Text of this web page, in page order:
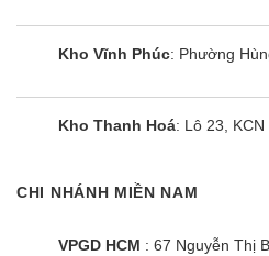
Kho Vĩnh Phúc: Phường
Kho Thanh Hoá: Lô 23,
CHI NHÁNH MIỀN NAM
VPGD HCM : 67 Nguyễn Thị